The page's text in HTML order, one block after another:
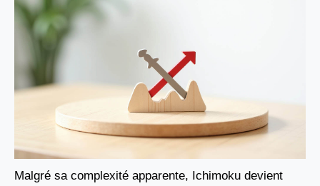
Malgré sa complexité apparente, Ichimoku devient